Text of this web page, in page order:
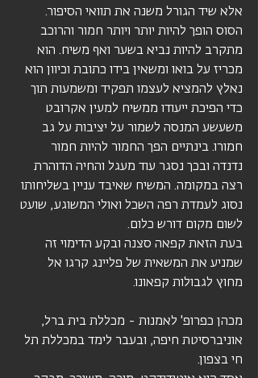
אלא שיד הגורל משנה את תוואי הסיפור.
הסוס הופך להיות יותר ויותר חמור והרוכב
מתקרב להיות נביא בשער ואף משיח. הוא
מכריז על בואו ומשאין בידו כתובת וכיוון הוא
נאלץ להמציא לעצמו תפקיד ומשמעות תוך
כדי הפיכת ייעודו ממשיח למעין אקרובט
משעשע המנסה לשמור על יציבות על גב
חמורו. בינתיים הפך החמור להיות חמור
נדנדה ובכך נסגר עוד מעגל והחיה הדוהרת
רצה במקומה. המשיח שאיבד עניין בשליחותו
נסוג לעמדת רפה השכל ואולי המשוגע, שועט
לשום מקום דורש כלום.
בעת הזאת קפאה סצנה ובקע הדימוי זה
שמניע את המשאית של פליינג קרגו אל
מחוץ לגבולות קפאונו.
מכהן כפרופ' לאמנות - מכללת בית ברל,
אוניברסיטת חיפה, ובעבר לימד במכללת תל
חי בצפון.